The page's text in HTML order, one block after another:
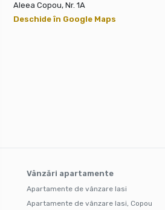
Aleea Copou, Nr. 1A
Deschide în Google Maps
Vânzări apartamente
Apartamente de vânzare Iasi
Apartamente de vânzare Iasi, Copou